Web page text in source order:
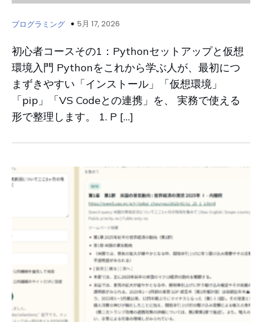
プログラミング 5月 17, 2026
初心者コースその1：Pythonセットアップと仮想
環境入門 Pythonをこれから学ぶ人が、最初につ
まずきやすい「インストール」「仮想環境」
「pip」「VS Codeとの連携」を、 実務で使える
形で整理します。 1. P […]